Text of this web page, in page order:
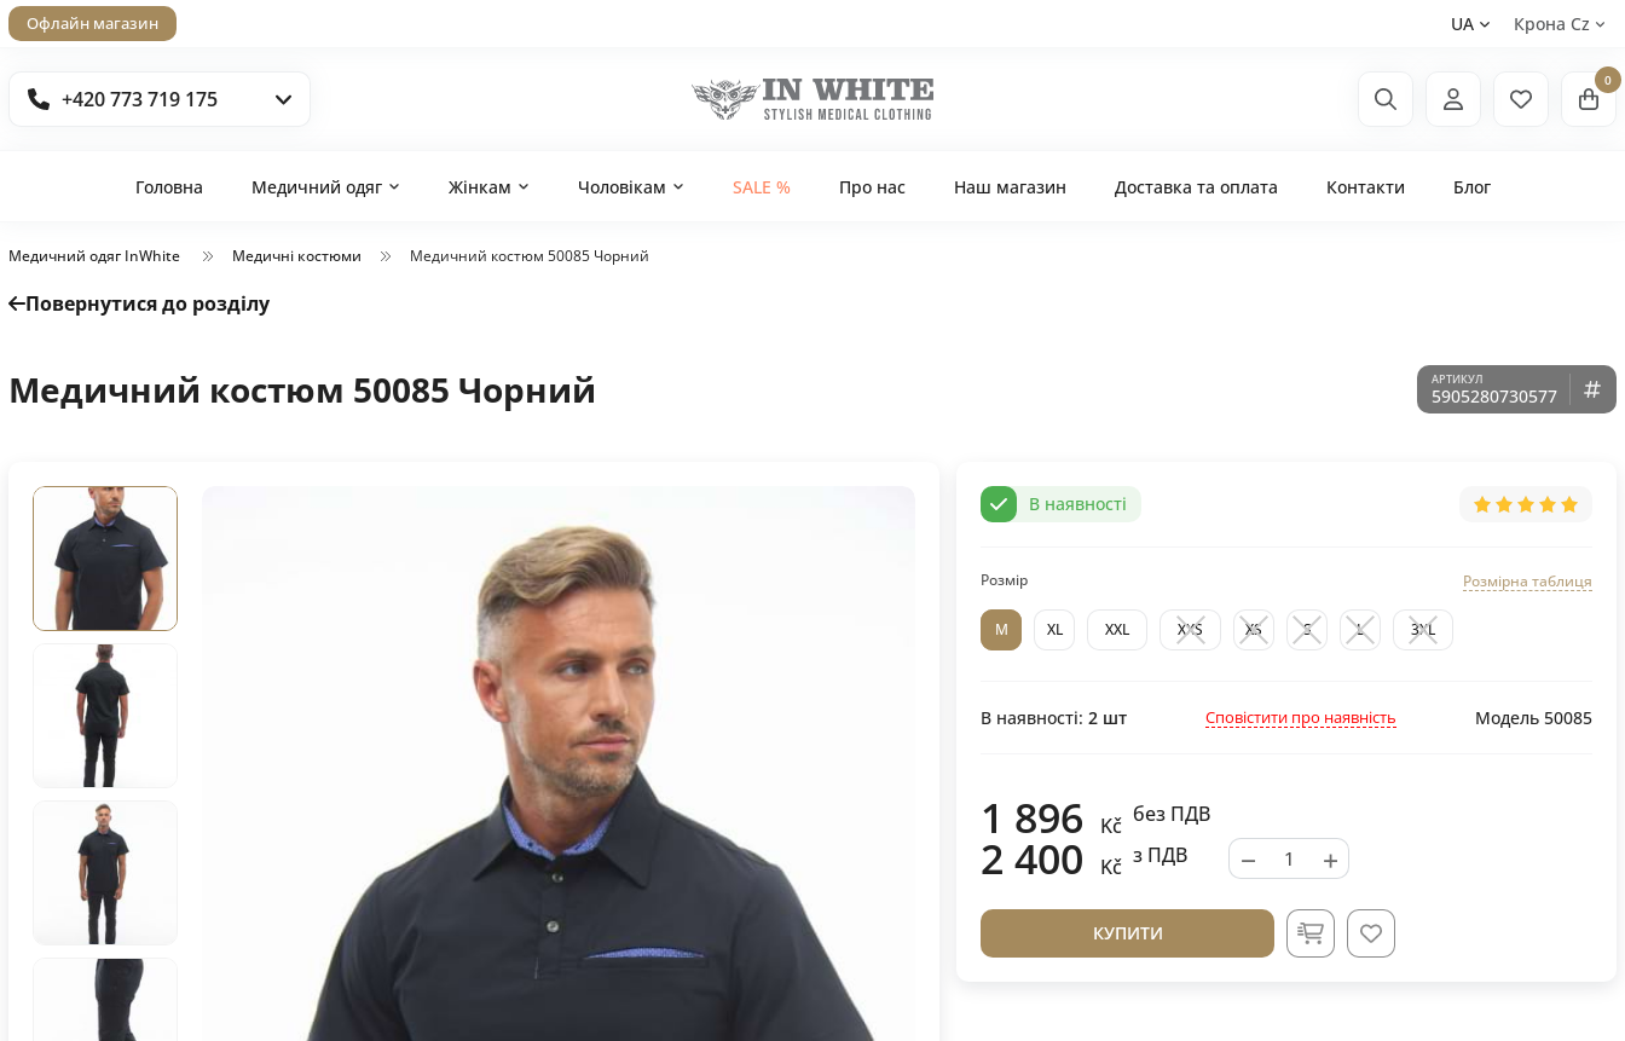
Офлайн магазин UA Крона Сz
+420 773 719 175
0
Головна Медичний одяг Жінкам Чоловікам SALE % Про нас Наш магазин Доставка та оплата Контакти Блог
Медичний одяг InWhite Медичні костюми Медичний костюм 50085 Чорний
Повернутися до розділу
Медичний костюм 50085 Чорний 5905280730577
В наявності
Розмір Розмірна таблиця
M XL XXL XXS XS S L 3XL
В наявності: 2 шт Сповістити про наявність Модель 50085
1 896 Kč без ПДВ
2 400 Kč з ПДВ − +
КУПИТИ